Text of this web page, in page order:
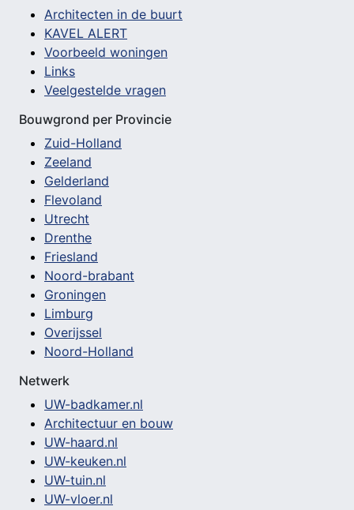
Architecten in de buurt
KAVEL ALERT
Voorbeeld woningen
Links
Veelgestelde vragen
Bouwgrond per Provincie
Zuid-Holland
Zeeland
Gelderland
Flevoland
Utrecht
Drenthe
Friesland
Noord-brabant
Groningen
Limburg
Overijssel
Noord-Holland
Netwerk
UW-badkamer.nl
Architectuur en bouw
UW-haard.nl
UW-keuken.nl
UW-tuin.nl
UW-vloer.nl